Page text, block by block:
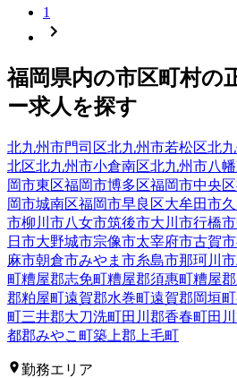
1
福岡県内の市区町村の
ー求人を探す
北九州市門司区北九州市若松区北
北区北九州市小倉南区北九州市八
岡市東区福岡市博多区福岡市中央区
岡市城南区福岡市早良区大牟田市
市柳川市八女市筑後市大川市行橋市
日市大野城市宗像市太宰府市古賀市
麻市朝倉市みやま市糸島市那珂川市
町糟屋郡志免町糟屋郡須惠町糟屋
郡粕屋町遠賀郡水巻町遠賀郡岡垣町
町三井郡大刀洗町田川郡香春町田
都郡みやこ町築上郡上毛町
勤務エリア